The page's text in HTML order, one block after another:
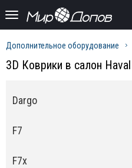
Дополнительное оборудование
3D Коврики в салон Haval
Dargo
F7
F7x